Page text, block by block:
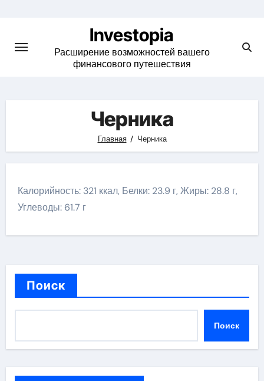
content
Investopia
Расширение возможностей вашего
финансового путешествия
Черника
Главная Черника
Калорийность: 321 ккал, Белки: 23.9 г, Жиры: 28.8 г,
Углеводы: 61.7 г
Поиск
Поиск